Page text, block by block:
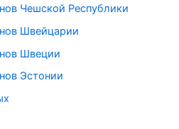
Чешской Республики
Швейцарии
Швеции
Эстонии